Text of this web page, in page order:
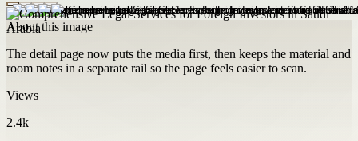
About this image
The detail page now puts the media first, then keeps the material and
room notes in a separate rail so the page feels easier to scan.
Views
2.4k